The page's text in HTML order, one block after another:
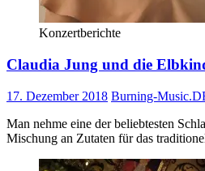
Konzertberichte
Claudia Jung und die
17. Dezember 2018 Burning-
Man nehme eine der beliebtesten
Mischung an Zutaten für das